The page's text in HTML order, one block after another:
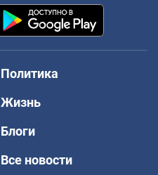
Политика
Жизнь
Блоги
Все новости